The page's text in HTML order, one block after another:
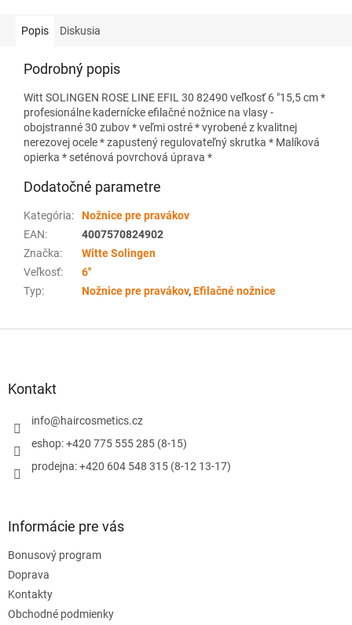
Popis Diskusia
Podrobný popis
Witt SOLINGEN ROSE LINE EFIL 30 82490 veľkosť 6 "15,5 cm *
profesionálne kadernícke efilačné nožnice na vlasy -
obojstranné 30 zubov * veľmi ostré * vyrobené z kvalitnej
nerezovej ocele * zapustený regulovateľný skrutka * Malíková
opierka * seténová povrchová úprava *
Dodatočné parametre
Kategória:
Nožnice pre pravákov
EAN:
4007570824902
Značka:
Witte Solingen
Veľkosť:
6''
Typ: Nožnice pre pravákov,Efilačné nožnice
Kontakt
info@haircosmetics.cz
eshop: +420 775 555 285 (8-15)
prodejna: +420 604 548 315 (8-12 13-17)
Informácie pre vás
Bonusový program
Doprava
Kontakty
Obchodné podmienky